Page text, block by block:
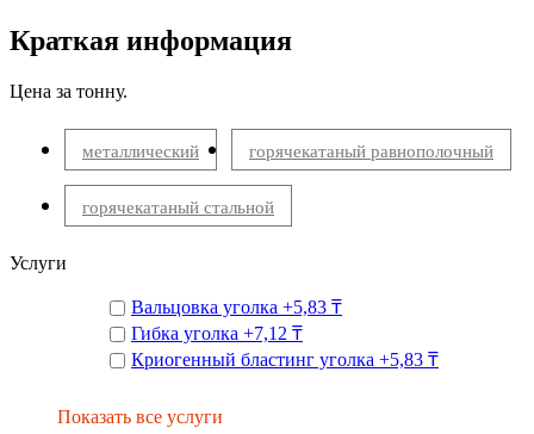
Краткая информация
Цена за тонну.
металлический горячекатаный равнополочный
горячекатаный стальной
Услуги
Вальцовка уголка +5,83 ₸
Гибка уголка +7,12 ₸
Криогенный бластинг уголка +5,83 ₸
Показать все услуги